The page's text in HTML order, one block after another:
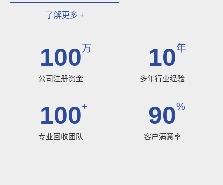
了解更多 +
100万
公司注册资金
10年
多年行业经验
100+
专业回收团队
90%
客户满意率